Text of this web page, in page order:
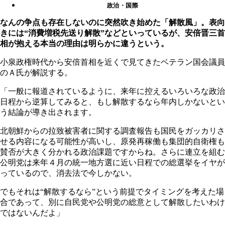
政治・国際
なんの争点も存在しないのに突然吹き始めた「解散風」。表向
きには“消費増税先送り解散”などといっているが、安倍晋三首
相が抱える本当の理由は明らかに違うという。
小泉政権時代から安倍首相を近くで見てきたベテラン国会議員
のＡ氏が解説する。
「一般に報道されているように、来年に控えるいろいろな政治
日程から逆算してみると、もし解散するなら年内しかないとい
う結論が導き出されます。
北朝鮮からの拉致被害者に関する調査報告も国民をガッカリさ
せる内容になる可能性が高いし、原発再稼働も集団的自衛権も
賛否が大きく分かれる政治課題ですからね。さらに連立を組む
公明党は来年４月の統一地方選に近い日程での総選挙をイヤが
っているので、消去法で今しかない。
でもそれは“解散するなら”という前提でタイミングを考えた場
合であって、別に自民党や公明党の総意として解散したいわけ
ではないんだよ」